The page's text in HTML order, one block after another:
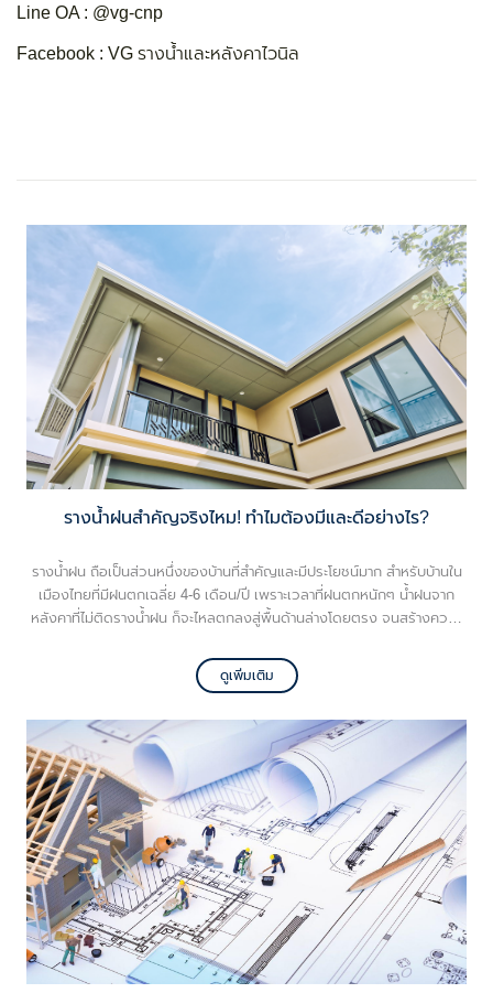
Line OA : @vg-cnp
Facebook : VG รางน้ำและหลังคาไวนิล
รางน้ำฝนสำคัญจริงไหม! ทำไมต้องมีและดีอย่างไร?
รางน้ำฝน ถือเป็นส่วนหนึ่งของบ้านที่สำคัญและมีประโยชน์มาก สำหรับบ้านใน
เมืองไทยที่มีฝนตกเฉลี่ย 4-6 เดือน/ปี เพราะเวลาที่ฝนตกหนักๆ น้ำฝนจาก
หลังคาที่ไม่ติดรางน้ำฝน ก็จะไหลตกลงสู่พื้นด้านล่างโดยตรง จนสร้างความ
ดังนั้น รางน้ำฝนจึงเป็นอุปกรณ์ที่ช่วยป้องกันไม่ให้บ้านของเราเกิดความเสีย
หายนั่นเอง มาดูกันว่ารางน้ำฝนมีประโยชน์อย่างไรบ้าง
ดูเพิ่มเติม